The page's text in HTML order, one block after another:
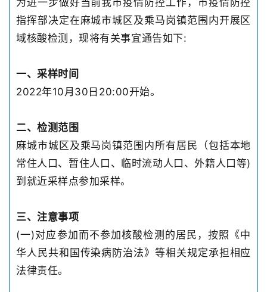
为进一步做好当前我市疫情防控工作，市疫情防控
指挥部决定在麻城市城区及乘马岗镇范围内开展区
域核酸检测，现将有关事宜通告如下:
一、采样时间
2022年10月30日20:00开始。
二、检测范围
麻城市城区及乘马岗镇范围内所有居民（包括本地
常住人口、暂住人口、临时流动人口、外籍人口等)
到就近采样点参加采样。
三、注意事项
(一)对应参加而不参加核酸检测的居民，按照《中
华人民共和国传染病防治法》等相关规定承担相应
法律责任。